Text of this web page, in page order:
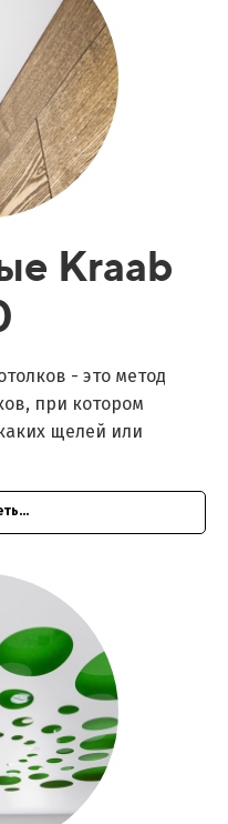
Kraab
- это метод
при котором
щелей или